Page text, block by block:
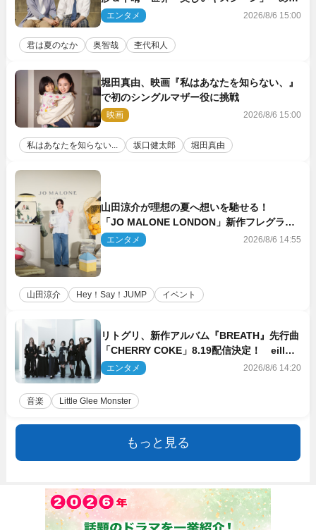
ちゃキュン」反響続々
エンタメ 2026/8/6 15:00
君は夏のなか 奥智哉 杢代和人
堀田真由、映画『私はあなたを知らない、』
で初のシングルマザー役に挑戦
映画 2026/8/6 15:00
私はあなたを知らない... 坂口健太郎 堀田真由
山田涼介が理想の夏へ想いを馳せる！
「JO MALONE LONDON」新作フレグラン
スを体験
エンタメ 2026/8/6 14:55
山田涼介 Hey！Say！JUMP イベント
リトグリ、新作アルバム『BREATH』先行曲
「CHERRY COKE」8.19配信決定！ eill書
き下ろしのラブソング
エンタメ 2026/8/6 14:20
音楽 Little Glee Monster
もっと見る